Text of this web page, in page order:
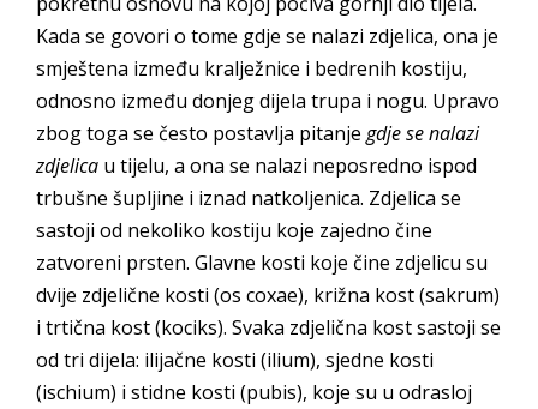
Kada se govori o tome gdje se nalazi zdjelica, ona je
smještena između kralježnice i bedrenih kostiju,
odnosno između donjeg dijela trupa i nogu. Upravo
zbog toga se često postavlja pitanje gdje se nalazi
zdjelica u tijelu, a ona se nalazi neposredno ispod
trbušne šupljine i iznad natkoljenica. Zdjelica se
sastoji od nekoliko kostiju koje zajedno čine
zatvoreni prsten. Glavne kosti koje čine zdjelicu su
dvije zdjelične kosti (os coxae), križna kost (sakrum)
i trtična kost (kociks). Svaka zdjelična kost sastoji se
od tri dijela: ilijačne kosti (ilium), sjedne kosti
(ischium) i stidne kosti (pubis), koje su u odrasloj